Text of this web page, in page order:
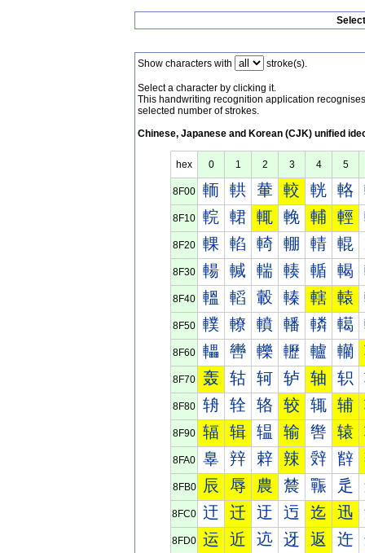
Show characters with stroke(s).
Select a character by clicking it.
This handwriting recognition application
selected number of strokes.
Chinese, Japanese and Korean (CJK) unified
hex 0 1 2 3 4 5
8F00 輀 輁 輂 較 輄 輅
8F10 輐 輑 輒 輓 輔 輕
8F20 輠 輡 輢 輣 輤 輥
8F30 輰 輱 輲 輳 輴 輵
8F40 轀 轁 轂 轃 轄 轅
8F50 轐 轑 轒 轓 轔 轕
8F60 轠 轡 轢 轣 轤 轥
8F70 轰 轱 轲 轳 轴 轵
8F80 辀 辁 辂 较 辄 辅
8F90 辐 辑 辒 输 辔 辕
8FA0 辠 辡 辢 辣 辤 辥
8FB0 辰 辱 農 辳 辴 辵
8FC0 迀 迁 迂 迃 迄 迅
8FD0 运 近 迒 迓 返 迕